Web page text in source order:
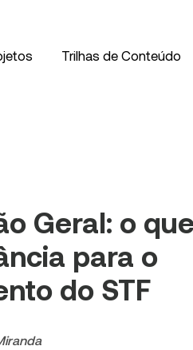
Trilhas de Conteúdo
Geral: o
para o
do STF